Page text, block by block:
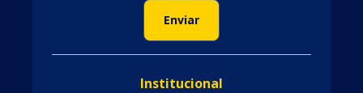
Institucional